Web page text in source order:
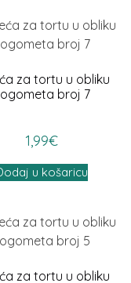
za tortu u obliku
broj 7
1,99€
u košaricu
za tortu u obliku